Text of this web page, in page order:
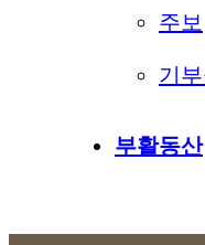
주보
기
부활동산